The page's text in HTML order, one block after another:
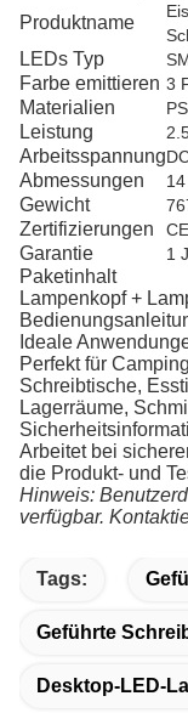
Produktname
LEDs Typ
Farbe emittieren 3
Materialien
Leistung
Arbeitsspannung
Abmessungen
Gewicht
Zertifizierungen
Garantie 1
Paketinhalt
Lampenkopf +
Ideale
Perfekt für
Schreibtische,
Lagerräume,
Arbeitet bei
die Produkt- und
Hinweis:
verfügbar.
Tags:
Geführte
Desktop-LED-